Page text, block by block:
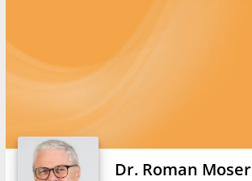
Dr. Roman Moser